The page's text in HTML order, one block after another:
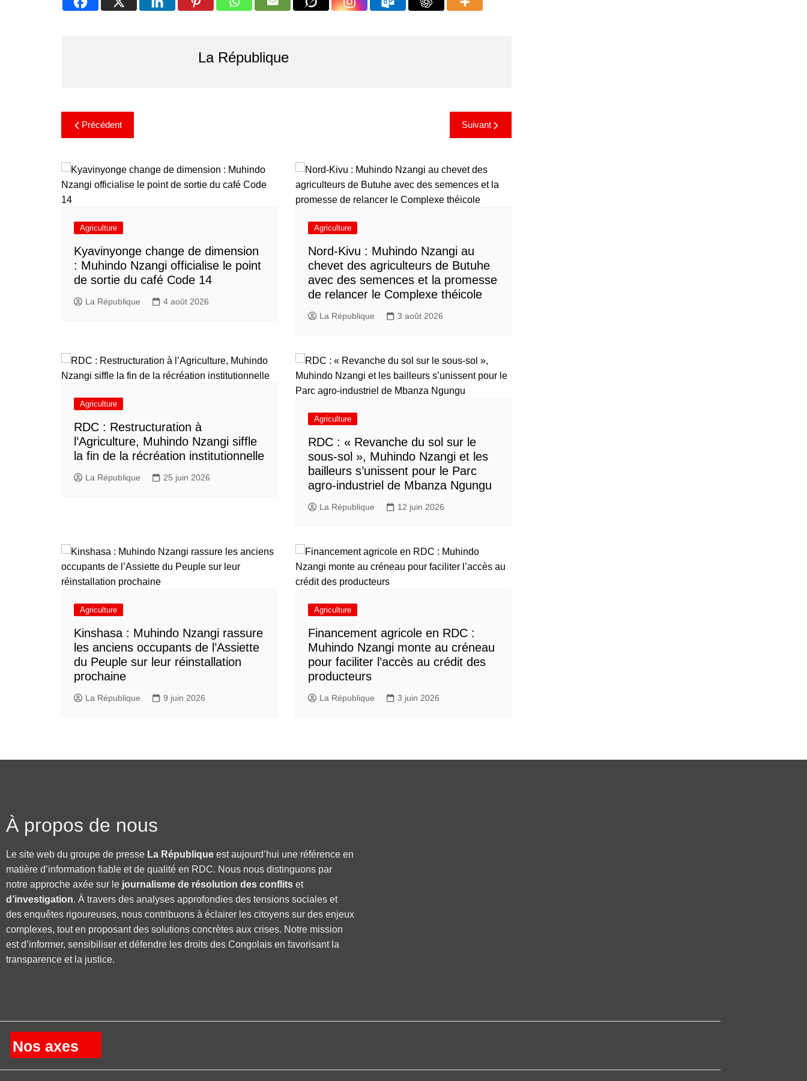
La République
Précédent Suivant
Agriculture
Kyavinyonge change de dimension
: Muhindo Nzangi officialise le point
de sortie du café Code 14
La République 4 août 2026
Agriculture
Nord-Kivu : Muhindo Nzangi au
chevet des agriculteurs de Butuhe
avec des semences et la promesse
de relancer le Complexe théicole
La République 3 août 2026
Agriculture
RDC : Restructuration à
l’Agriculture, Muhindo Nzangi siffle
la fin de la récréation institutionnelle
La République 25 juin 2026
Agriculture
RDC : « Revanche du sol sur le
sous-sol », Muhindo Nzangi et les
bailleurs s’unissent pour le Parc
agro-industriel de Mbanza Ngungu
La République 12 juin 2026
Agriculture
Kinshasa : Muhindo Nzangi rassure
les anciens occupants de l’Assiette
du Peuple sur leur réinstallation
prochaine
La République 9 juin 2026
Agriculture
Financement agricole en RDC :
Muhindo Nzangi monte au créneau
pour faciliter l’accès au crédit des
producteurs
La République 3 juin 2026
À propos de nous
Le site web du groupe de presse La République est aujourd’hui une référence en
matière d’information fiable et de qualité en RDC. Nous nous distinguons par
notre approche axée sur le journalisme de résolution des conflits et
d’investigation. À travers des analyses approfondies des tensions sociales et
des enquêtes rigoureuses, nous contribuons à éclairer les citoyens sur des enjeux
complexes, tout en proposant des solutions concrètes aux crises. Notre mission
est d’informer, sensibiliser et défendre les droits des Congolais en favorisant la
transparence et la justice.
Nos axes